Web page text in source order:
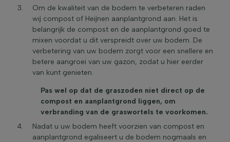
Om de kwaliteit van de bodem te verbeteren raden
wij compost of Heijnen aanplantgrond aan. Het is
belangrijk de compost en de aanplantgrond goed te
mixen voordat u dit verspreidt over uw bodem. De
verbetering van uw bodem zorgt voor een snellere en
betere aangroei van uw gazon, zodat u hier eerder
van kunt genieten.
Pas wel op dat de graszoden niet direct op de
compost en aanplantgrond liggen, om
verbranding van de graswortels te voorkomen.
Nadat u uw bodem heeft voorzien van compost en
aanplantgrond egaliseert u de bodem nogmaals en